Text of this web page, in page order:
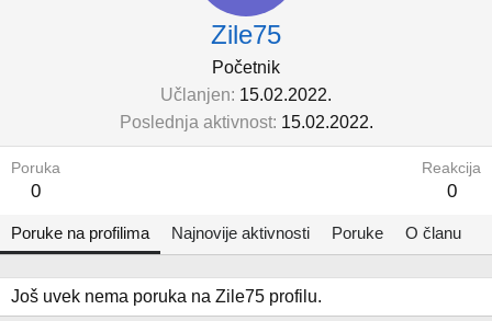
Zile75
Početnik
Učlanjen 15.02.2022.
Poslednja aktivnost 15.02.2022.
Poruka
0
Reakcija
0
Poruke na profilima Najnovije aktivnosti Poruke O članu
Još uvek nema poruka na Zile75 profilu.